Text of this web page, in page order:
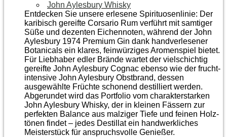
John Aylesbury Whisky
Entdecken Sie unsere erlesene Spirituosenlinie: Der
karibisch gereifte Corsario Rum verführt mit samtiger
Süße und dezenten Eichen­noten, während der John
Aylesbury 1974 Premium Gin dank handverlesener
Botanicals ein klares, feinwürziges Aromenspiel bietet.
Für Liebhaber edler Brände wartet der vielschichtig
gereifte John Aylesbury Cognac ebenso wie der frucht­
intensive John Aylesbury Obstbrand, dessen
ausgewählte Früchte schonend destilliert werden.
Abgerundet wird das Portfolio vom charakterstarken
John Aylesbury Whisky, der in kleinen Fässern zur
perfekten Balance aus malziger Tiefe und feinen Holz­
tönen findet – jedes Destillat ein handwerkliches
Meister­stück für anspruchsvolle Genießer.